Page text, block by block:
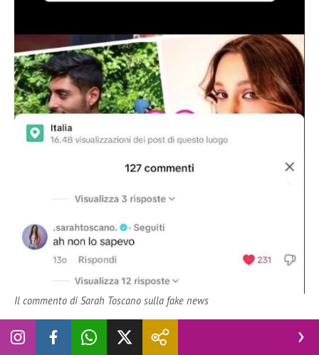
Il commento di Sarah Toscano sulla fake news